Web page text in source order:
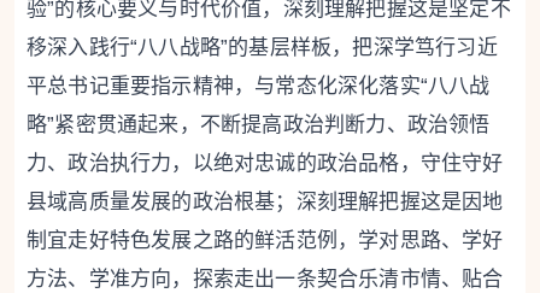
验”的核心要义与时代价值，深刻理解把握这是坚定不
移深入践行“八八战略”的基层样板，把深学笃行习近
平总书记重要指示精神，与常态化深化落实“八八战
略”紧密贯通起来，不断提高政治判断力、政治领悟
力、政治执行力，以绝对忠诚的政治品格，守住守好
县域高质量发展的政治根基；深刻理解把握这是因地
制宜走好特色发展之路的鲜活范例，学对思路、学好
方法、学准方向，探索走出一条契合乐清市情、贴合